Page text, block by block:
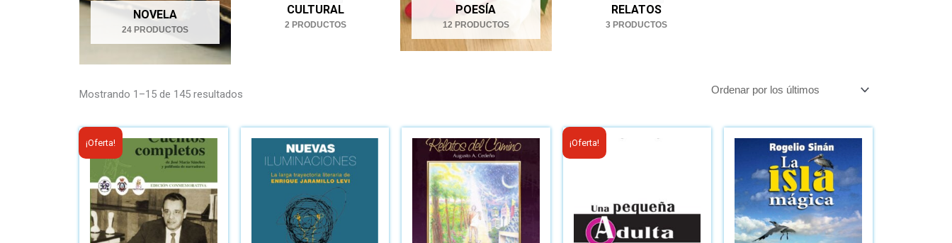
NOVELA
24 PRODUCTOS
CULTURAL
2 PRODUCTOS
POESÍA
12 PRODUCTOS
RELATOS
3 PRODUCTOS
Mostrando 1–15 de 145 resultados
¡Oferta!
El
precio
original
era:
B/.10.00.
El
precio
actual
es:
B/.6.00.
¡Oferta!
B/.12.50.B/.6.00.